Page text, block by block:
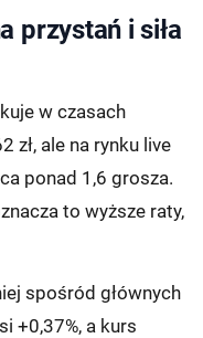
przystań i siła
w czasach
zł, ale na rynku live
ponad 1,6 grosza.
to wyższe raty,
spośród głównych
+0,37%, a kurs